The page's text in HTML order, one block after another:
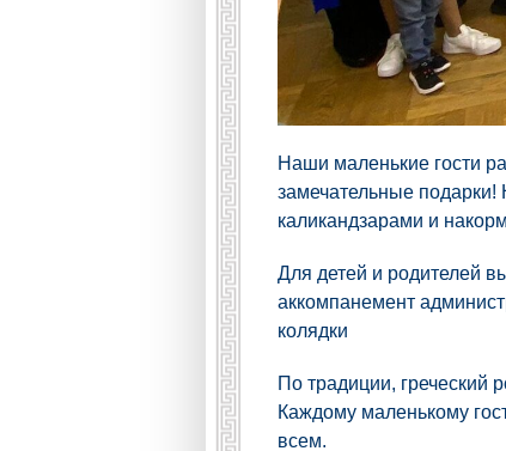
Наши маленькие гости
замечательные
каликандзарами и
Для детей и родителей
аккомпанемент
колядки
По традиции,
Каждому маленькому
всем.